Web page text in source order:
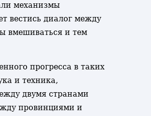
механизмы
вестись диалог между
вмешиваться и тем
прогресса в таких
и техника,
двумя странами
провинциями и